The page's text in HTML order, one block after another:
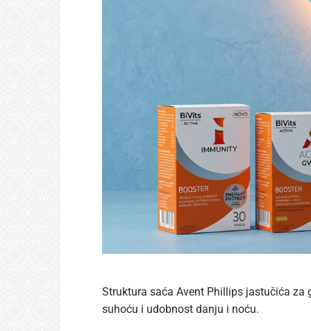
Struktura saća Avent Phillips jastučića
suhoću i udobnost danju i noću.